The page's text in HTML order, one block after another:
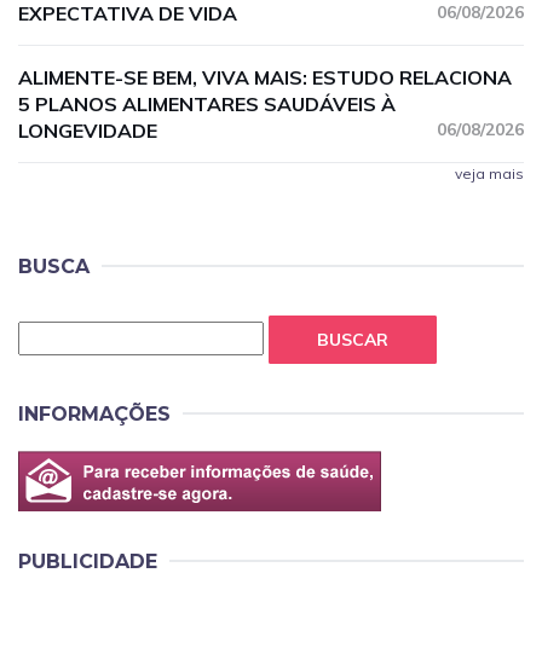
EXPECTATIVA DE VIDA 06/08/2026
ALIMENTE-SE BEM, VIVA MAIS: ESTUDO RELACIONA
5 PLANOS ALIMENTARES SAUDÁVEIS À
LONGEVIDADE
06/08/2026
veja mais
BUSCA
BUSCAR
INFORMAÇÕES
PUBLICIDADE